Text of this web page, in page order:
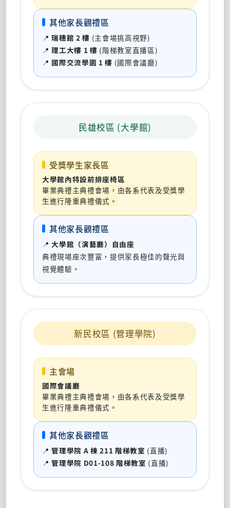
其他家長觀禮區
📍瑞穗館 2 樓 (主會場挑高視野)
📍理工大樓 1 樓 (階梯教室直播區)
📍 國際交流學園 1 樓 (國際會議廳)
民雄校區 (大學館)
受獎學生家長區
大學館內特設前排座椅區
畢業典禮主典禮會場，由各系代表及受獎學
生進行隆重典禮儀式。
其他家長觀禮區
📍大學館（演藝廳）自由座
典禮現場座次豐富，提供家長極佳的聲光與
視覺體驗。
新民校區 (管理學院)
主會場
國際會議廳
畢業典禮主典禮會場，由各系代表及受獎學
生進行隆重典禮儀式。
其他家長觀禮區
📍管理學院 A 棟 211 階梯教室 (直播)
📍管理學院 D01-108 階梯教室 (直播)